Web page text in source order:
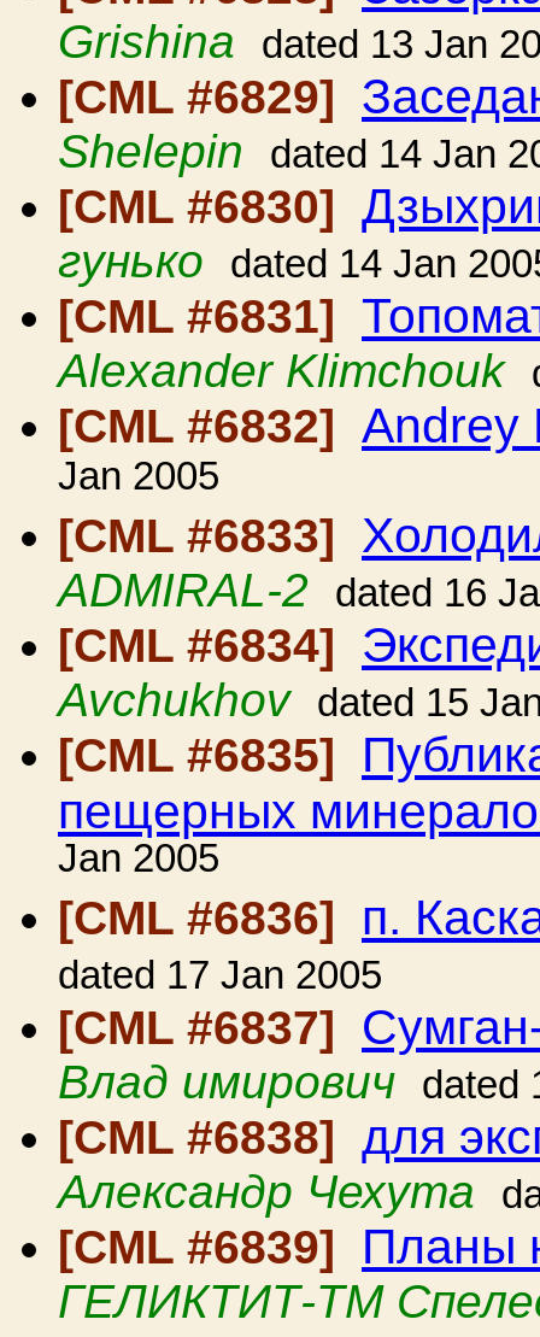
Grishina dated 13 Jan
[CML #6829]
Shelepin dated 14 Jan
[CML #6830]
гунько dated 14 Jan
[CML #6831]
Alexander Klimchouk
[CML #6832] Andrey
Jan 2005
[CML #6833]
ADMIRAL-2 dated 16
[CML #6834]
Avchukhov dated 15
[CML #6835]
пещерных
Jan 2005
[CML #6836]
п.
dated 17 Jan 2005
[CML #6837]
Влад имирович dated
[CML #6838] для
Александр Чехута
[CML #6839] Планы
ГЕЛИКТИТ-ТМ